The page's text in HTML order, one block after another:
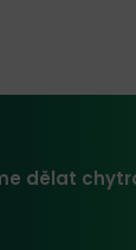
dělat